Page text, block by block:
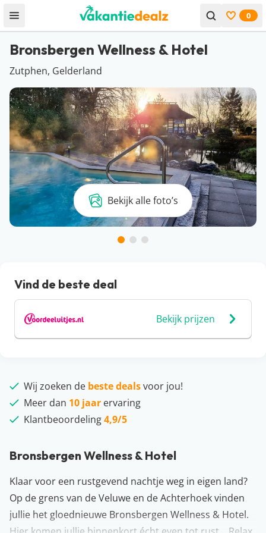
Open menu Bekijk
0
Bronsbergen Wellness & Hotel
Zutphen, Gelderland
Bekijk alle foto’s
Bronsbergen Wellness & Hotel
Klaar voor een rustgevend nachtje weg in eigen land?
Op de grens van de Veluwe en de Achterhoek vinden
jullie het gloednieuwe Bronsbergen Wellness & Hotel.
Vind de beste deal
Bekijk prijzen
Wij zoeken de beste dealsvoor jou!
Meer dan 10 jaar ervaring
Klantbeoordeling4,9/5